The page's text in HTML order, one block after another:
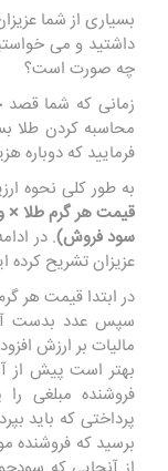
بسیاری از شما
داشتید و می
چه صورت است؟
زمانی که شما
محاسبه کردن طلا
فرمایید که دوباره
به طور کلی نحوه
سود فروش). در
عزیزان تشریح کرده
در ابتدا قیمت هر گرم طلای 18 عیار را در وزن
مالیات بر ارزش
بهتر است پیش از
فروشنده مبلغی
پرداختی که باید
برسید که فروشنده